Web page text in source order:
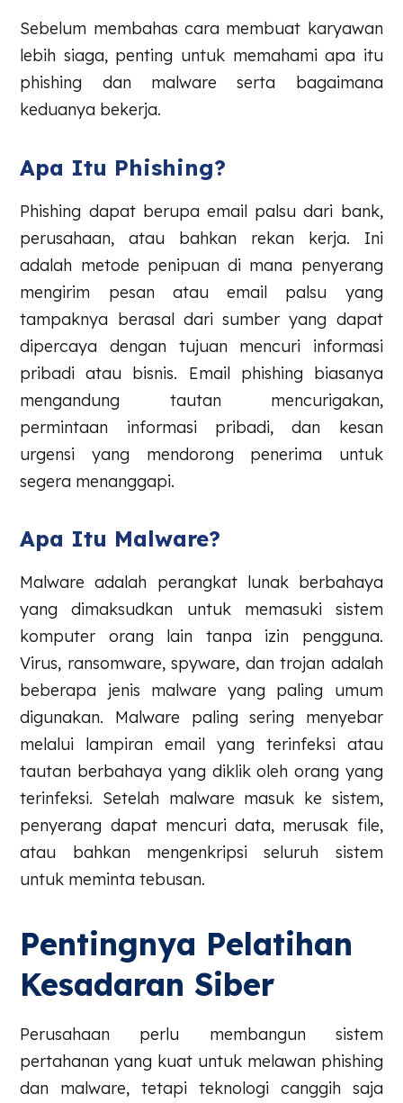
Sebelum membahas cara membuat karyawan
lebih siaga, penting untuk memahami apa itu
phishing dan malware serta bagaimana
keduanya bekerja.
Apa Itu Phishing?
Phishing dapat berupa email palsu dari bank,
perusahaan, atau bahkan rekan kerja. Ini
adalah metode penipuan di mana penyerang
mengirim pesan atau email palsu yang
tampaknya berasal dari sumber yang dapat
dipercaya dengan tujuan mencuri informasi
pribadi atau bisnis. Email phishing biasanya
mengandung tautan mencurigakan,
permintaan informasi pribadi, dan kesan
urgensi yang mendorong penerima untuk
segera menanggapi.
Apa Itu Malware?
Malware adalah perangkat lunak berbahaya
yang dimaksudkan untuk memasuki sistem
komputer orang lain tanpa izin pengguna.
Virus, ransomware, spyware, dan trojan adalah
beberapa jenis malware yang paling umum
digunakan. Malware paling sering menyebar
melalui lampiran email yang terinfeksi atau
tautan berbahaya yang diklik oleh orang yang
terinfeksi. Setelah malware masuk ke sistem,
penyerang dapat mencuri data, merusak file,
atau bahkan mengenkripsi seluruh sistem
untuk meminta tebusan.
Pentingnya Pelatihan
Kesadaran Siber
Perusahaan perlu membangun sistem
pertahanan yang kuat untuk melawan phishing
dan malware, tetapi teknologi canggih saja